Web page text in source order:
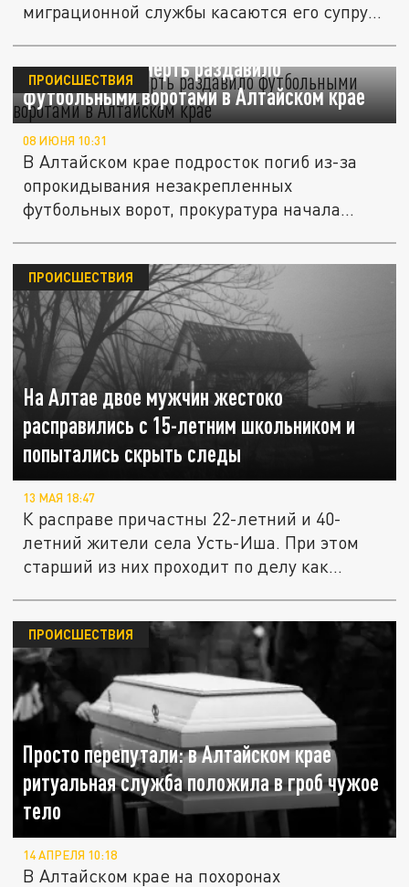
миграционной службы касаются его супруги
Подростка насмерть раздавило
футбольными воротами в Алтайском крае
ПРОИСШЕСТВИЯ
08 ИЮНЯ 10:31
В Алтайском крае подросток погиб из-за
опрокидывания незакрепленных
футбольных ворот, прокуратура начала...
На Алтае двое мужчин жестоко
расправились с 15-летним школьником и
попытались скрыть следы
ПРОИСШЕСТВИЯ
13 МАЯ 18:47
К расправе причастны 22-летний и 40-
летний жители села Усть-Иша. При этом
старший из них проходит по делу как...
Просто перепутали: в Алтайском крае
ритуальная служба положила в гроб чужое
тело
ПРОИСШЕСТВИЯ
14 АПРЕЛЯ 10:18
В Алтайском крае на похоронах